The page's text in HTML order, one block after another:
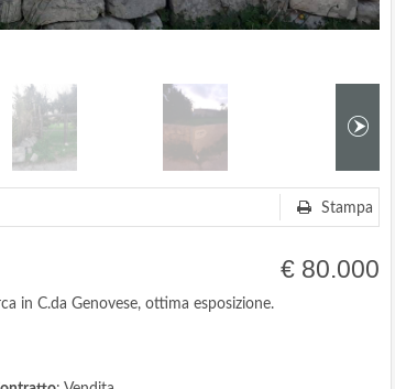
Stampa
€ 80.000
in C.da Genovese, ottima esposizione.